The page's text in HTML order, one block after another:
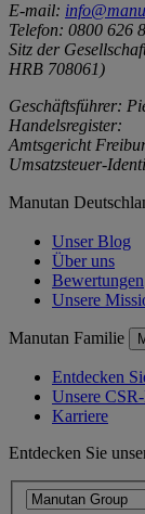
E-mail:
Telefon: 0800 626
Sitz der
HRB 708061)
Geschäftsführer:
Handelsregister:
Amtsgericht
Umsatzsteuer-
Manutan
Unser Blog
Über uns
Bewertungen
Unsere
Manutan Familie
Entdecken
Unsere
Karriere
Entdecken Sie